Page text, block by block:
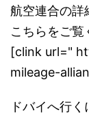
航空連合の詳
こちらをご覧
[clink url="
mileage-
ドバイへ行く